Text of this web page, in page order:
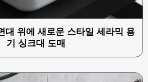
대 위에 새로운 스타일 세라믹 용
기 싱크대 도매